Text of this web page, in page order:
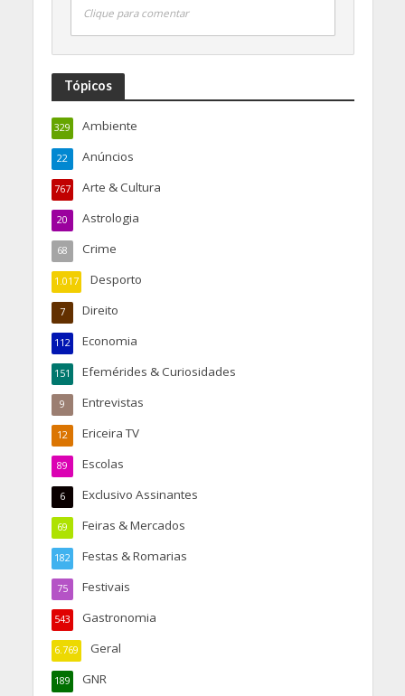
Clique para comentar
Tópicos
Ambiente
329
Anúncios
22
Arte & Cultura
767
Astrologia
20
Crime
68
Desporto
1.017
Direito
7
Economia
112
Efemérides & Curiosidades
151
Entrevistas
9
Ericeira TV
12
Escolas
89
Exclusivo Assinantes
6
Feiras & Mercados
69
Festas & Romarias
182
Festivais
75
Gastronomia
543
Geral
6.769
GNR
189